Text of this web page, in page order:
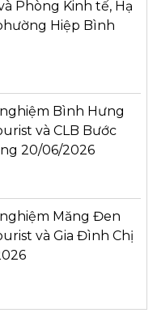
Phòng Kinh tế, Hạ
Hiệp Bình
Bình Hưng
và CLB Bước
20/06/2026
Măng Đen
và Gia Đình Chị